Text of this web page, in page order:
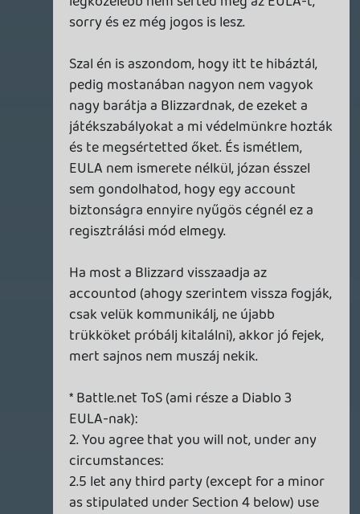
napos szabályuk miatt), már kompletten
kizárnak a rendszerből.
2012.06.14 11:45:19
Pár megjegyzés a fentiekhez:
1) Ha amerikából regisztrálnak egy US
klienst egy accounthoz, majd utána a világ
másik feléről belépnek, akkor én is azonnal
vizsgálnám a szituációt.
2) Ha eddig vártál, igazán megérte volna
még egy picit várni: a normálisan EU-s
accountra beregisztrált EU-s Diablo III
használható minden régióban, játszhatsz
egyaránt. RMAH-t nyilván a saját
régiódnak megfelelőt érhetsz el.
(Mellékesen: ha visszaszerzed az accot, és
EU-s szerverre elkavarodsz valahogyan,
akkor erősen ajánlom az Authenticator
vásárlását, mert anélkül még több gondba
Doberman
2012.06.13 19:16:18
2012.06.13 21:16:59 #0q4wr
általam eddig kipróbáltak közül), amit a
Valve csinál: ha új gépről/böngészőből